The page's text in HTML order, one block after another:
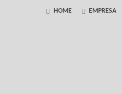
HOME EMPRESA